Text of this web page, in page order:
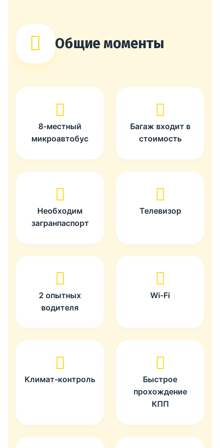
Общие моменты
8-местный
микроавтобус
Багаж входит в
стоимость
Необходим
загранпаспорт
Телевизор
2 опытных
водителя
Wi-Fi
Климат-контроль
Быстрое
прохождение
КПП